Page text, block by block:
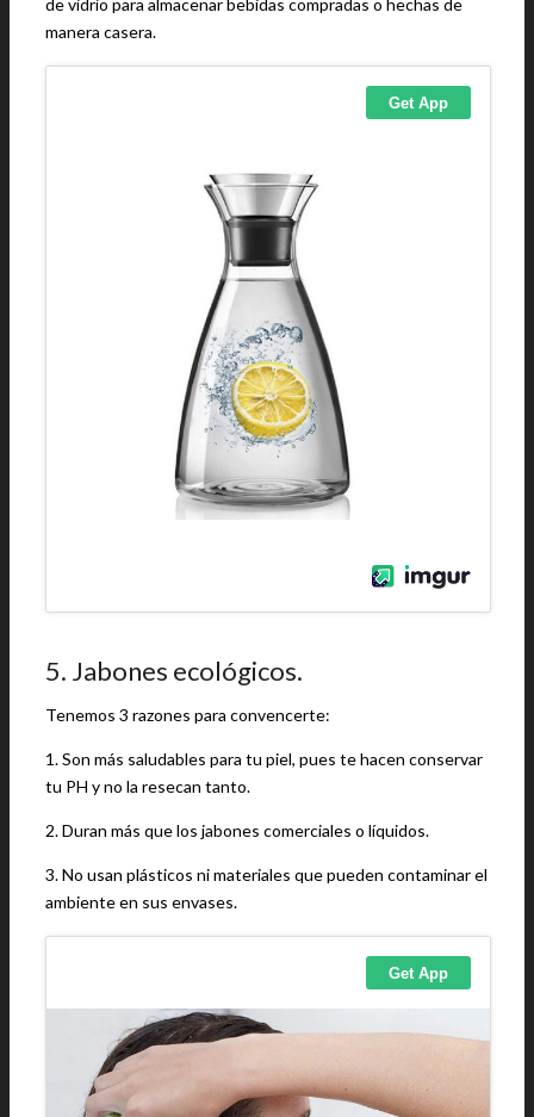
de vidrio para almacenar bebidas compradas o hechas de
manera casera.
5. Jabones ecológicos.
Tenemos 3 razones para convencerte:
1. Son más saludables para tu piel, pues te hacen conservar
tu PH y no la resecan tanto.
2. Duran más que los jabones comerciales o líquidos.
3. No usan plásticos ni materiales que pueden contaminar el
ambiente en sus envases.